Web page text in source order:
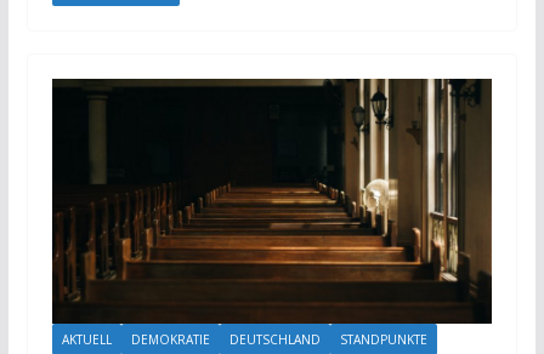
AKTUELL DEMOKRATIE DEUTSCHLAND STANDPUNKTE